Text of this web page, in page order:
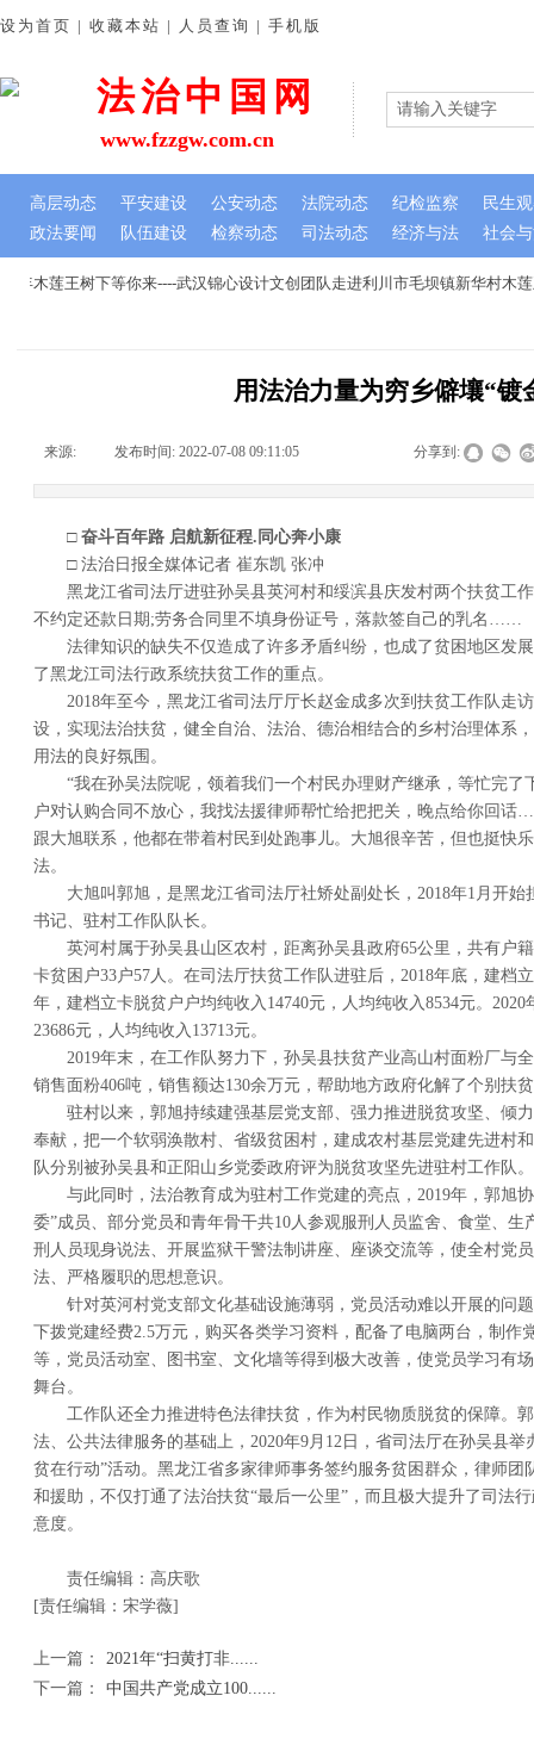
木莲王树下等你来----武汉锦心设计文创团队走进利川市毛坝镇新华村木莲
法治中国网
政法要闻 队伍建设 检察动态 司法动态 经济与法 社会
设为首页 | 收藏本站 | 人员查询 | 手机版
www.fzzgw.com.cn
高层动态 平安建设 公安动态 法院动态 纪检监察 民生
用法治力量为穷乡僻壤“镀
来源: 发布时间: 2022-07-08 09:11:05 分享到:
□ 奋斗百年路 启航新征程.同心奔小康
□ 法治日报全媒体记者 崔东凯 张冲
黑龙江省司法厅进驻孙吴县英河村和绥滨县庆发村两个扶贫工
不约定还款日期;劳务合同里不填身份证号，落款签自己的乳名……
法律知识的缺失不仅造成了许多矛盾纠纷，也成了贫困地区发
了黑龙江司法行政系统扶贫工作的重点。
2018年至今，黑龙江省司法厅厅长赵金成多次到扶贫工作队走
设，实现法治扶贫，健全自治、法治、德治相结合的乡村治理体系
用法的良好氛围。
“我在孙吴法院呢，领着我们一个村民办理财产继承，等忙完了
户对认购合同不放心，我找法援律师帮忙给把把关，晚点给你回
跟大旭联系，他都在带着村民到处跑事儿。大旭很辛苦，但也挺快
法。
大旭叫郭旭，是黑龙江省司法厅社矫处副处长，2018年1月开
书记、驻村工作队队长。
英河村属于孙吴县山区农村，距离孙吴县政府65公里，共有户
卡贫困户33户57人。在司法厅扶贫工作队进驻后，2018年底，建档
年，建档立卡脱贫户户均纯收入14740元，人均纯收入8534元。
23686元，人均纯收入13713元。
2019年末，在工作队努力下，孙吴县扶贫产业高山村面粉厂与
销售面粉406吨，销售额达130余万元，帮助地方政府化解了个别扶
驻村以来，郭旭持续建强基层党支部、强力推进脱贫攻坚、倾
奉献，把一个软弱涣散村、省级贫困村，建成农村基层党建先进村
队分别被孙吴县和正阳山乡党委政府评为脱贫攻坚先进驻村工作队。
与此同时，法治教育成为驻村工作党建的亮点，2019年，郭旭
委”成员、部分党员和青年骨干共10人参观服刑人员监舍、食堂、生
刑人员现身说法、开展监狱干警法制讲座、座谈交流等，使全村党
法、严格履职的思想意识。
针对英河村党支部文化基础设施薄弱，党员活动难以开展的问
下拨党建经费2.5万元，购买各类学习资料，配备了电脑两台，制作
等，党员活动室、图书室、文化墙等得到极大改善，使党员学习有
舞台。
工作队还全力推进特色法律扶贫，作为村民物质脱贫的保障。
法、公共法律服务的基础上，2020年9月12日，省司法厅在孙吴县
贫在行动”活动。黑龙江省多家律师事务签约服务贫困群众，律师团
和援助，不仅打通了法治扶贫“最后一公里”，而且极大提升了司法
意度。
责任编辑：高庆歌
[责任编辑：宋学薇]
上一篇：
2021年“扫黄打非......
下一篇：
中国共产党成立100......